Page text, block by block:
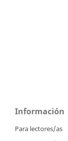
Información
Para lectores/as